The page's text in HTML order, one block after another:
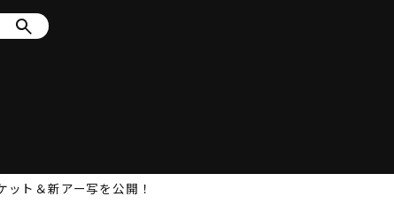
ト＆新アー写を公開！